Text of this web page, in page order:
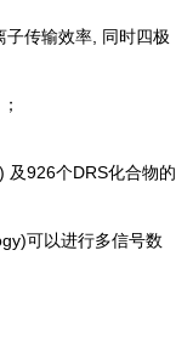
传输效率, 同时四极
及926个DRS化合物的
可以进行多信号数